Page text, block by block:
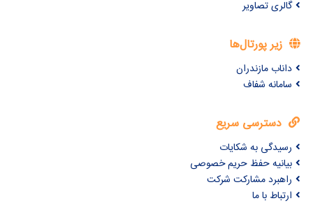
گالری تصاویر
زیر پورتال‌ها
داناب مازندران
سامانه شفاف
دسترسی سریع
رسیدگی به شکایات
بیانیه حفظ حریم خصوصی
راهبرد مشارکت شرکت
ارتباط با ما